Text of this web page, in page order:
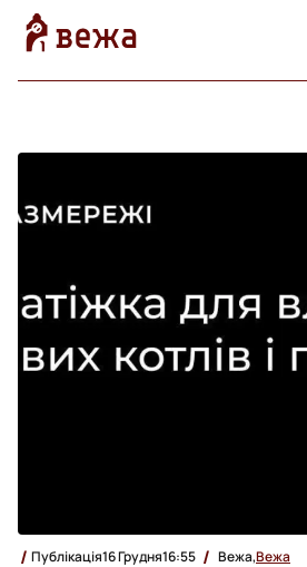
Публікація16 Грудня16:55 Вежа,Вежа